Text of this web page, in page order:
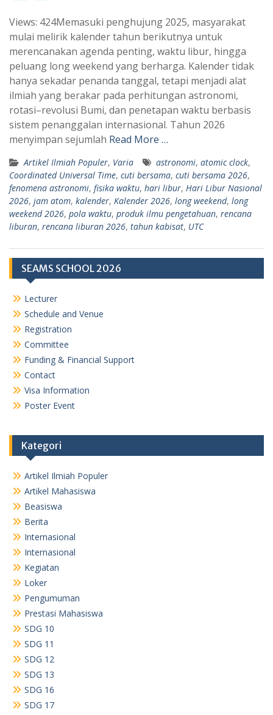
a
t
A
p
p
l
e
g
r
a
m
Views: 424Memasuki penghujung 2025, masyarakat
mulai melirik kalender tahun berikutnya untuk
merencanakan agenda penting, waktu libur, hingga
peluang long weekend yang berharga. Kalender tidak
hanya sekadar penanda tanggal, tetapi menjadi alat
ilmiah yang berakar pada perhitungan astronomi,
rotasi–revolusi Bumi, dan penetapan waktu berbasis
sistem penanggalan internasional. Tahun 2026
menyimpan sejumlah Read More …
Artikel Ilmiah Populer, Varia astronomi, atomic clock,
Coordinated Universal Time, cuti bersama, cuti bersama 2026,
fenomena astronomi, fisika waktu, hari libur, Hari Libur Nasional
2026, jam atom, kalender, Kalender 2026, long weekend, long
weekend 2026, pola waktu, produk ilmu pengetahuan, rencana
liburan, rencana liburan 2026, tahun kabisat, UTC
SEAMS SCHOOL 2026
Lecturer
Schedule and Venue
Registration
Committee
Funding & Financial Support
Contact
Visa Information
Poster Event
Kategori
Artikel Ilmiah Populer
Artikel Mahasiswa
Beasiswa
Berita
Internasional
Internasional
Kegiatan
Loker
Pengumuman
Prestasi Mahasiswa
SDG 10
SDG 11
SDG 12
SDG 13
SDG 16
SDG 17